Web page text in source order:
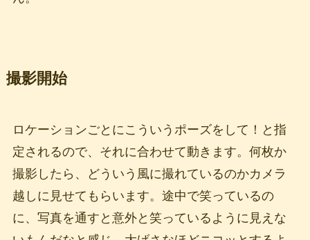
撮影開始
ロケーションごとにこういうポーズをして！と指
定されるので、それに合わせて動きます。何枚か
撮影したら、どういう風に撮れているのかカメラ
越しに見せてもらいます。途中で笑っているの
に、写真を通すと意外と笑っているように見えな